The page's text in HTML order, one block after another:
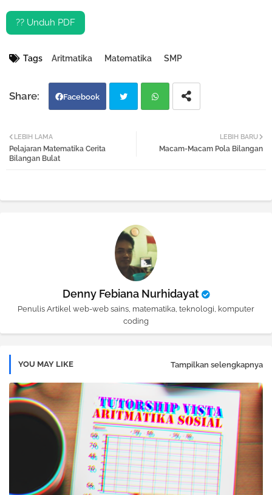
?? Unduh PDF
Tags Aritmatika Matematika SMP
Facebook
atsa
LEBIH BARU
Macam-Macam Pola Bilangan
LEBIH LAMA
Pelajaran Matematika Cerita
Bilangan Bulat
Denny Febiana Nurhidayat
Penulis Artikel web-web sains, matematika, teknologi, komputer
coding
YOU MAY LIKE Tampilkan selengkapnya